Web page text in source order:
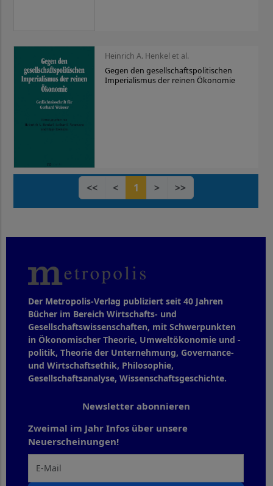
Heinrich A. Henkel et al.
Gegen den gesellschaftspolitischen
Imperialismus der reinen Ökonomie
<< < 1 > >>
Der Metropolis-Verlag publiziert seit 40 Jahren
Bücher im Bereich Wirtschafts- und
Gesellschaftswissenschaften, mit Schwerpunkten
in Ökonomischer Theorie, Umweltökonomie und -
politik, Theorie der Unternehmung, Governance-
und Wirtschaftsethik, Philosophie,
Gesellschaftsanalyse, Wissenschaftsgeschichte.
Newsletter abonnieren
Zweimal im Jahr Infos über unsere
Neuerscheinungen!